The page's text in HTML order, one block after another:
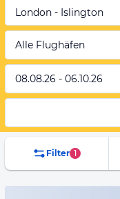
London - Islington
Alle Flughäfen
08.08.26 - 06.10.26
Filter 1